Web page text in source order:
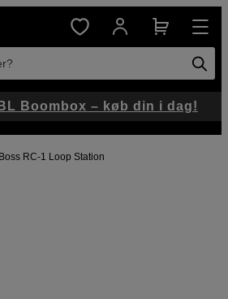
Boss RC-1 Loop Station
Boombox – køb din i dag!